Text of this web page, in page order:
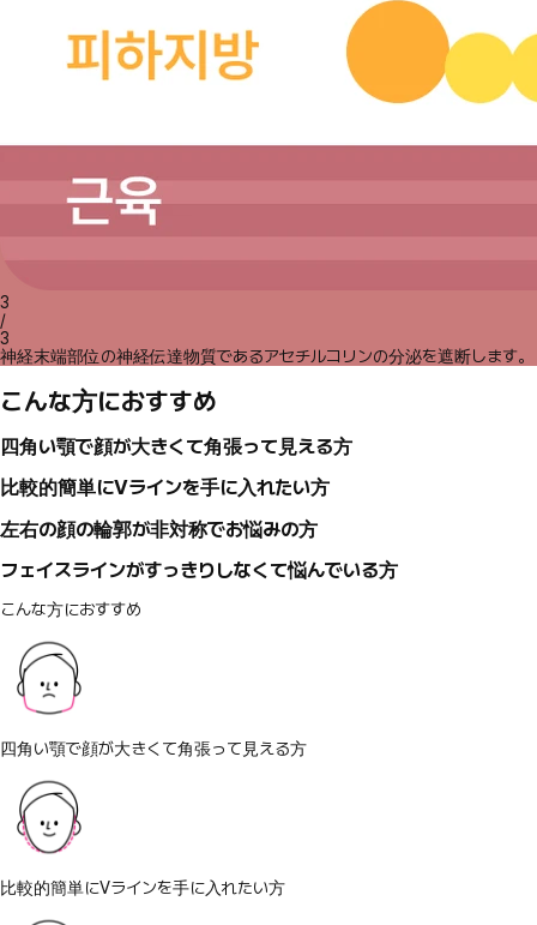
3
/
3
神経末端部位の神経伝達物質であるアセチルコリンの分泌を遮断します。
こんな方におすすめ
四角い顎で顔が大きくて角張って見える方
比較的簡単にVラインを手に入れたい方
左右の顔の輪郭が非対称でお悩みの方
フェイスラインがすっきりしなくて悩んでいる方
こんな方におすすめ
四角い顎で顔が大きくて角張って見える方
比較的簡単にVラインを手に入れたい方